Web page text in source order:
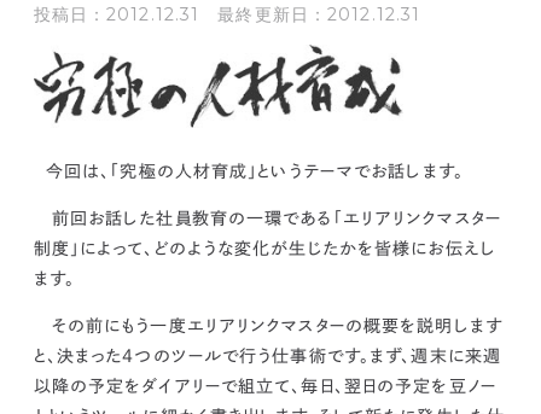
個人投資家の皆様へ
よくある質問・用語集
IRメール登録
中途採用
kur
土地活用
エリアリンクグループ ジャパントランクル
カスタマーハラスメントポリ
シー
プライバシーポリシー
投稿日：2012.12.31 最終更新日：2012.12.31
今回は、「究極の人材育成」というテーマでお話します。
前回お話した社員教育の一環である「エリアリンクマスター
制度」によって、どのような変化が生じたかを皆様にお伝えし
ます。
その前にもう一度エリアリンクマスターの概要を説明します
と、 決まった4つのツールで行う仕事術です。 まず、週末に来週
以降の予定をダイアリーで組立て、毎日、翌日の予定を豆ノー